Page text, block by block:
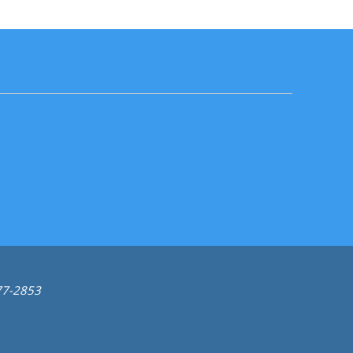
2853